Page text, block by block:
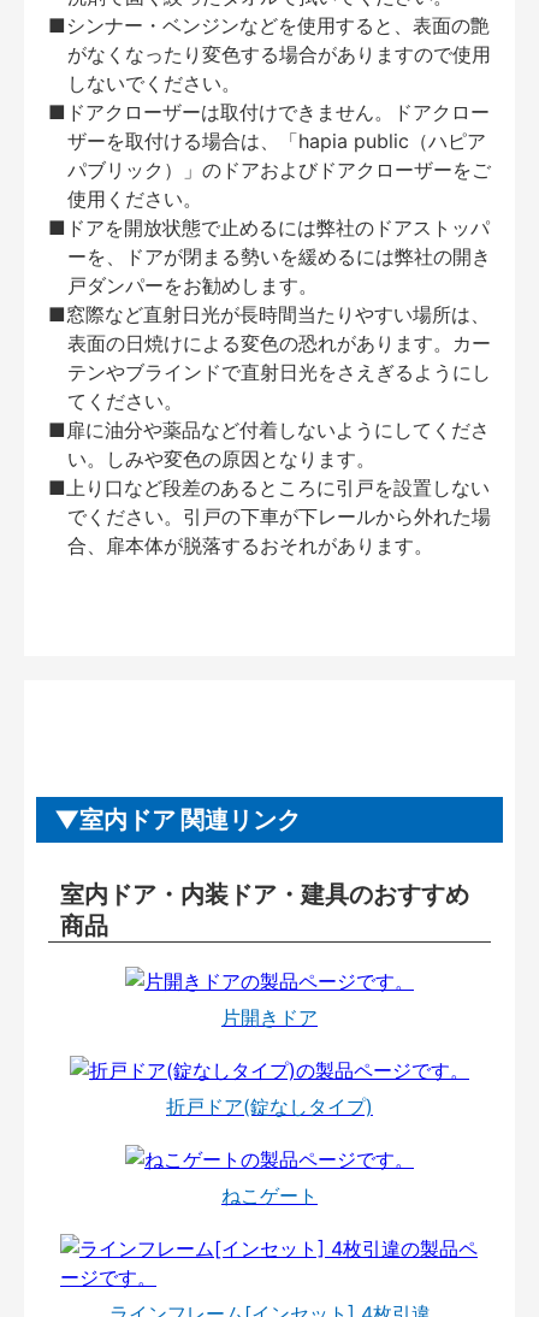
■シンナー・ベンジンなどを使用すると、表面の艶
がなくなったり変色する場合がありますので使用
しないでください。
■ドアクローザーは取付けできません。ドアクロー
ザーを取付ける場合は、「hapia public（ハピア
パブリック）」のドアおよびドアクローザーをご
使用ください。
■ドアを開放状態で止めるには弊社のドアストッパ
ーを、ドアが閉まる勢いを緩めるには弊社の開き
戸ダンパーをお勧めします。
■窓際など直射日光が長時間当たりやすい場所は、
表面の日焼けによる変色の恐れがあります。カー
テンやブラインドで直射日光をさえぎるようにし
てください。
■扉に油分や薬品など付着しないようにしてくださ
い。しみや変色の原因となります。
■上り口など段差のあるところに引戸を設置しない
でください。引戸の下車が下レールから外れた場
合、扉本体が脱落するおそれがあります。
室内ドア 関連リンク
室内ドア・内装ドア・建具のおすすめ
商品
片開きドア
折戸ドア(錠なしタイプ)
ねこゲート